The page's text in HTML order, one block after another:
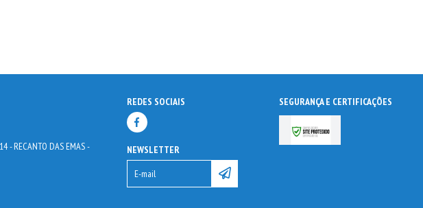
- RECANTO DAS EMAS -
REDES SOCIAIS
NEWSLETTER
SEGURANÇA E CERTIFICAÇÕES